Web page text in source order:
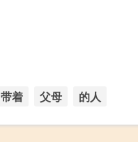
带着 父母 的人